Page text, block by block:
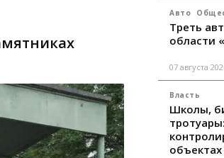
Авто
Треть
области
07 августа
Власть
Школы,
объектах